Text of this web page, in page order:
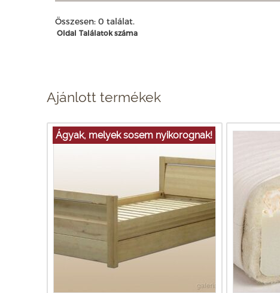
Összesen: 0 találat.
Oldal Találatok száma
Ajánlott termékek
Ágyak, melyek sosem nyikorognak!